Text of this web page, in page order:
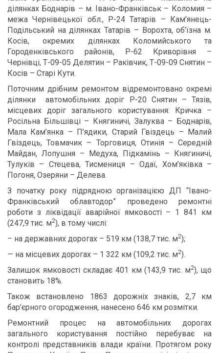
ділянках Боднарів – м. Івано-Франківськ – Коломия –
межа Чернівецької обл., Р-24 Татарів – Кам’янець-
Подільський на ділянках Татарів – Ворохта, об’їзна м.
Косів, окремих ділянках Коломийського та
Городенківського районів, Р-62 Криворівня –
Чернівці, Т-09-05 Делятин – Раківчик, Т-09-09 Снятин –
Косів – Старі Кути.
Поточним дрібним ремонтом відремонтовано окремі
ділянки автомобільних доріг Р-20 Снятин – Тязів,
місцевих доріг загального користування: Кричка –
Росільна Більшівці – Княгиничі, Залуква – Боднарів,
Мала Кам’янка – П’ядики, Старий Гвіздець – Малий
Гвіздець, Товмачик – Торговиця, Отинія – Середній
Майдан, Лопушня – Медуха, Підкамінь – Княгиничі,
Тулуків – Стецева, Тисмениця – Одаї, Хом’яківка –
Погоня, Озеряни – Делева.
З початку року підрядною організацією ДП “Івано-
Франківський облавтодор” проведено ремонтні
роботи з ліквідації аварійної ямковості – 1 841 км
(247,9 тис. м2), в тому числі:
– на державних дорогах – 519 км (138,7 тис. м2);
— на місцевих дорогах – 1 322 км (109,2 тис. м2).
Залишок ямковості складає 401 км (143,9 тис. м2), що
становить 18%.
Також встановлено 1863 дорожніх знаків, 2,7 км
бар’єрного огородження, нанесено 646 км розмітки.
Ремонтний процес на автомобільних дорогах
загального користування постійно перебуває на
контролі представників влади країни. Протягом року